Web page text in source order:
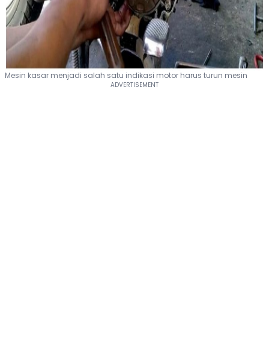
Mesin kasar menjadi salah satu indikasi motor harus turun mesin